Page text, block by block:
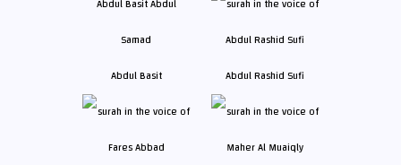
Abdul Basit Abdul Rashid Sufi